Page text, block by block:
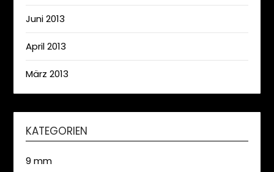
Juni 2013
April 2013
März 2013
KATEGORIEN
9 mm